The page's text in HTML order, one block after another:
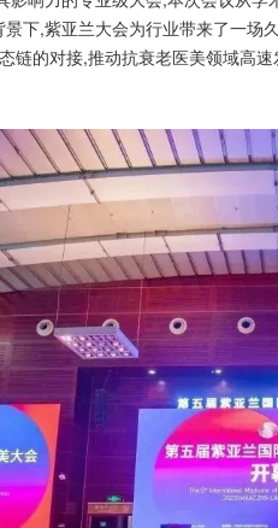
景下,紫亚兰大会为行业带来了一
链的对接,推动抗衰老医美领域高速